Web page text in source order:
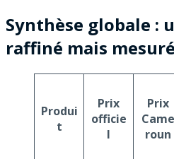
Synthèse globale :
raffiné mais mesuré
Produi
t
Prix
officie
l
Prix
Came
roun